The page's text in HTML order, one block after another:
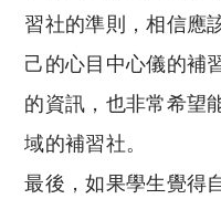
習社的準則，相信應
己的心目中心儀的補
的資訊，也非常希望
域的補習社。
最後，如果學生覺得